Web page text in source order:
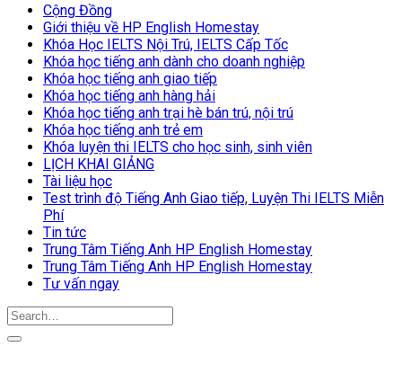
Cộng Đồng
Giới thiệu về HP English Homestay
Khóa Học IELTS Nội Trú, IELTS Cấp Tốc
Khóa học tiếng anh dành cho doanh nghiệp
Khóa học tiếng anh giao tiếp
Khóa học tiếng anh hàng hải
Khóa học tiếng anh trại hè bán trú, nội trú
Khóa học tiếng anh trẻ em
Khóa luyện thi IELTS cho học sinh, sinh viên
LỊCH KHAI GIẢNG
Tài liệu học
Test trình độ Tiếng Anh Giao tiếp, Luyện Thi IELTS Miễn
Phí
Tin tức
Trung Tâm Tiếng Anh HP English Homestay
Trung Tâm Tiếng Anh HP English Homestay
Tư vấn ngay